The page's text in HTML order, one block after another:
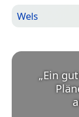
Wels
„Ein